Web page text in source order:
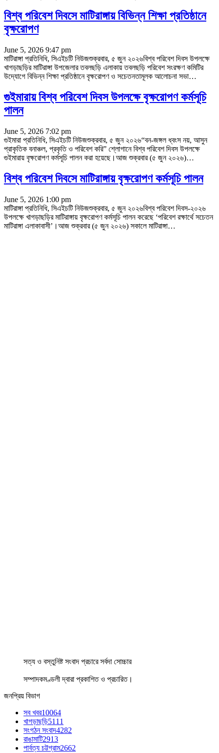
বিশ্ব পরিবেশ দিবসে মাটিরাঙ্গায় বিভিন্ন শিক্ষা প্রতিষ্ঠানে
বৃক্ষরোপণ
June 5, 2026 9:47 pm
মাটিরাঙ্গা প্রতিনিধি, সিএইচটি নিউজশুক্রবার, ৫ জুন ২০২৬‎বিশ্ব পরিবেশ দিবস উপলক্ষে
খাগড়াছড়ির মাটিরাঙ্গা উপজেলার তবলছড়ি এলাকায় তবলছড়ি পরিবেশ সংরক্ষণ কমিটির
উদ্যোগে বিভিন্ন শিক্ষা প্রতিষ্ঠানে বৃক্ষরোপণ ও সচেতনতামূলক আলোচনা সভা…
গুইমারায় বিশ্ব পরিবেশ দিবস উপলক্ষে বৃক্ষরোপণ কর্মসূচি
পালন
June 5, 2026 7:02 pm
গুইমারা প্রতিনিধি, সিএইচটি নিউজশুক্রবার, ৫ জুন ২০২৬“বন-জঙ্গল ধ্বংস নয়, আসুন
প্রাকৃতিক বনাঞ্চল, প্রকৃতি ও পরিবেশ করি” শ্লোগানে বিশ্ব পরিবেশ দিবস উপলক্ষে
গুইমারায় বৃক্ষরোপণ কর্মসূচি পালন করা হয়েছে।আজ শুক্রবার (৫ জুন ২০২৬)…
বিশ্ব পরিবেশ দিবসে মাটিরাঙ্গায় বৃক্ষরোপণ কর্মসূচি পালন
June 5, 2026 1:00 pm
মাটিরাঙ্গা প্রতিনিধি, সিএইচটি নিউজশুক্রবার, ৫ জুন ২০২৬বিশ্ব পরিবেশ দিবস-২০২৬
উপলক্ষে খাগড়াছড়ির মাটিরাঙ্গায় বৃক্ষরোপণ কর্মসূচি পালন করেছে ‘পরিবেশ রক্ষার্থে সচেতন
মাটিরাঙ্গা এলাকাবাসী’।আজ শুক্রবার (৫ জুন ২০২৬) সকালে মাটিরাঙ্গা…
সত্য ও বস্তুনিষ্ট সংবাদ প্রচারে সর্বদা সোচ্চার
সম্পাদকমণ্ডলী দ্বারা প্রকাশিত ও প্রচারিত।
জনপ্রিয় বিভাগ
সব খবর10064
খাগড়াছড়ি5111
সংগঠন সংবাদ4282
রাঙামাটি2913
পার্বত্য চট্টগ্রাম2662